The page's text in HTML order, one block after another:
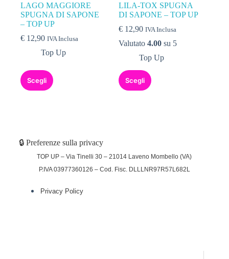
LAGO MAGGIORE
SPUGNA DI SAPONE
– TOP UP
€ 12,90 IVA Inclusa
Top Up
Scegli
LILA-TOX SPUGNA
DI SAPONE – TOP UP
€ 12,90 IVA Inclusa
Valutato4.00 su 5
Top Up
Scegli
🔒 Preferenze sulla privacy
TOP UP – Via Tinelli 30 – 21014 Laveno Mombello (VA)
P.IVA 03977360126 – Cod. Fisc. DLLLNR97R57L682L
Privacy Policy(function (w,d) {var loader = function () {var